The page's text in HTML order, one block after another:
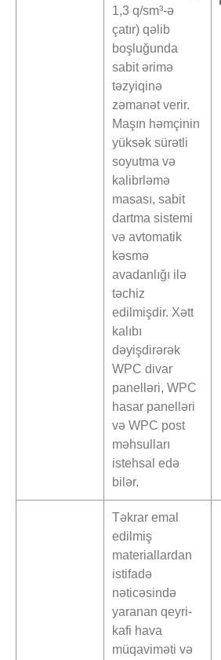
1,3 q/sm³-ə
çatır) qəlib
boşluğunda
sabit ərimə
təzyiqinə
zəmanət verir.
Maşın həmçinin
yüksək sürətli
soyutma və
kalibrləmə
masası, sabit
dartma sistemi
və avtomatik
kəsmə
avadanlığı ilə
təchiz
edilmişdir. Xətt
kalıbı
dəyişdirərək
WPC divar
panelləri, WPC
hasar panelləri
və WPC post
məhsulları
istehsal edə
bilər.
Təkrar emal
edilmiş
materiallardan
istifadə
nəticəsində
yaranan qeyri-
kafi hava
müqaviməti və